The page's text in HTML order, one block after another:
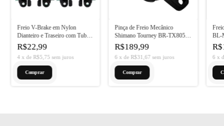
Freio V-Brake em Nylon
Dianteiro e Traseiro com Tubo
Guia YD-V09
R$22,99
4 x de R$5,75 sem juros
Pinça de Freio Mecânico
Shimano Tourney BR-TX805
Dianteiro
R$189,99
6 xde R$31,67 sem juros
BL-
6 x